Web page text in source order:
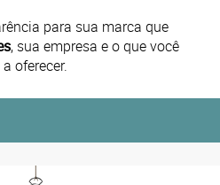
para sua marca que
, sua empresa e o que você
oferecer.